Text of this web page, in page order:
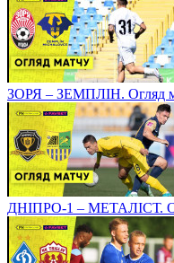
ЗОРЯ – ЗЕМПЛІН. Огляд
ДНІПРО-1 – МЕТАЛІСТ.